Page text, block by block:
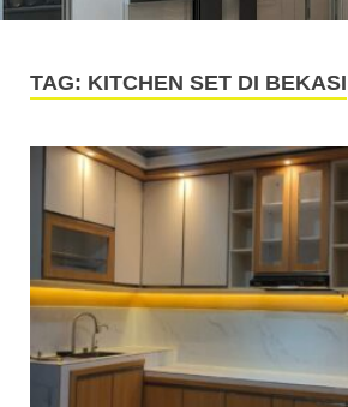
TAG: KITCHEN SET DI BEKASI